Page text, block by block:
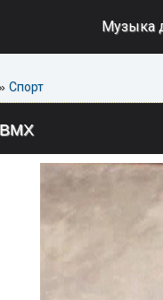
Музыка
Спорт